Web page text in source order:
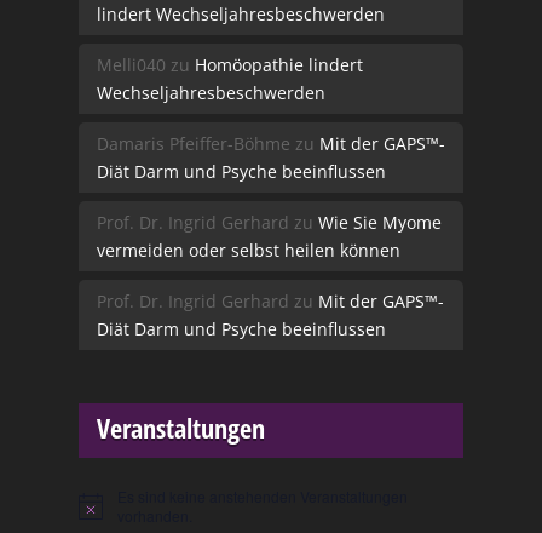
lindert Wechseljahresbeschwerden
Melli040 zu Homöopathie lindert
Wechseljahresbeschwerden
Damaris Pfeiffer-Böhme zu Mit der GAPS™-
Diät Darm und Psyche beeinflussen
Prof. Dr. Ingrid Gerhard zu Wie Sie Myome
vermeiden oder selbst heilen können
Prof. Dr. Ingrid Gerhard zu Mit der GAPS™-
Diät Darm und Psyche beeinflussen
Veranstaltungen
Hinweis